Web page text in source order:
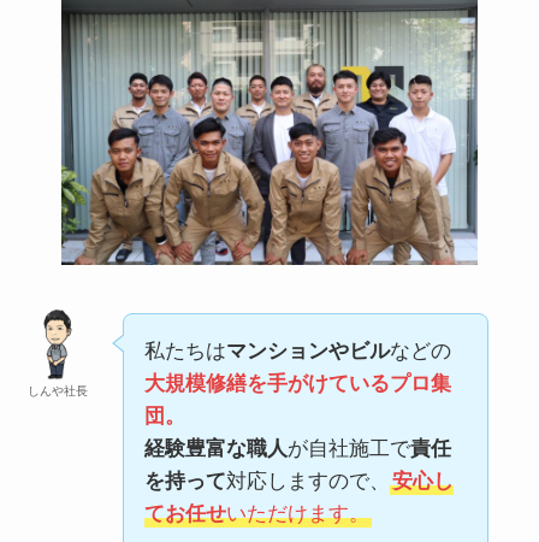
しんや社長
私たちはマンションやビルなどの
大規模修繕を手がけているプロ集
団。
経験豊富な職人が自社施工で責任
を持って対応しますので、
安心し
てお任せいただけます。